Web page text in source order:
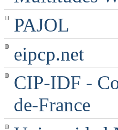
PAJOL
eipcp.net
CIP-IDF -
de-France